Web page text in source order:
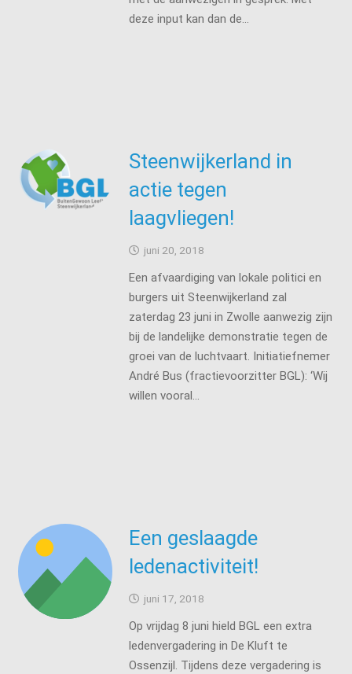
deze input kan dan de…
Steenwijkerland in
actie tegen
laagvliegen!
juni 20, 2018
Een afvaardiging van lokale politici en
burgers uit Steenwijkerland zal
zaterdag 23 juni in Zwolle aanwezig zijn
bij de landelijke demonstratie tegen de
groei van de luchtvaart. Initiatiefnemer
André Bus (fractievoorzitter BGL): ‘Wij
willen vooral…
Een geslaagde
ledenactiviteit!
juni 17, 2018
Op vrijdag 8 juni hield BGL een extra
ledenvergadering in De Kluft te
Ossenzijl. Tijdens deze vergadering is